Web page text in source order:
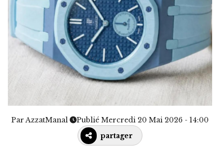
ParAzzatManal
Publié Mercredi 20 Mai 2026 - 14:00
partager